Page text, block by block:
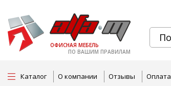
ОФИСНАЯ МЕБЕЛЬ
ПО ВАШИМ ПРАВИЛАМ
Каталог О компании Отзывы Оплата